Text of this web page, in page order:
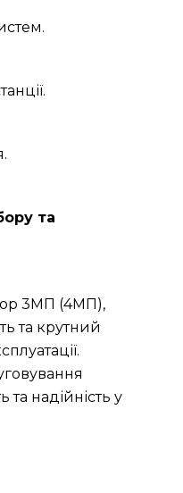
та
3МП (4МП),
та крутний
та надійність у